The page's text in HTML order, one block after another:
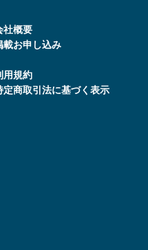
用・問い合わせするなど
って本規約の全ての記載
ける掲示またはその他の
よび、当社が随時利用者
が異なる場合には、個別
用されるものとします
を得ることなく、「おシ
は、本サービスの利用条
社概要
載お申し込み
用規約
定商取引法に基づく表⽰